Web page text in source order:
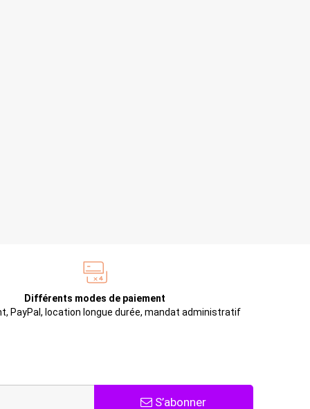
Différents modes de paiement
PayPal, location longue durée, mandat administratif
S’abonner